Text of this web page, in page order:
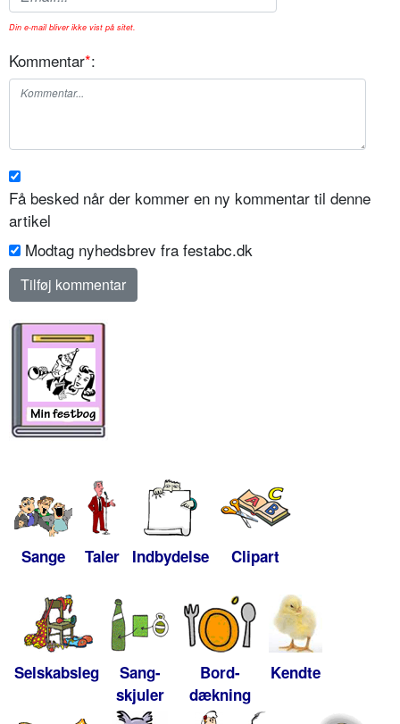
Din e-mail bliver ikke vist på sitet.
Kommentar*:
Få besked når der kommer en ny kommentar til denne
artikel
Modtag nyhedsbrev fra festabc.dk
Sange Taler Indbydelse Clipart
Selskabsleg
Sang-
skjuler
Bord-
dækning
Kendte